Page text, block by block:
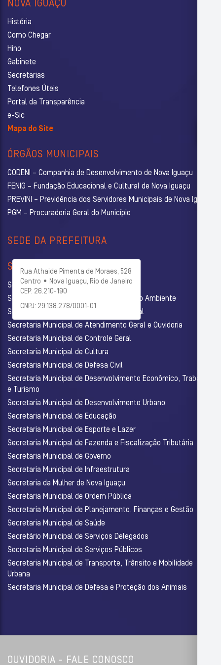
NOVA IGUAÇU
História
Como Chegar
Hino
Gabinete
Secretarias
Telefones Úteis
Portal da Transparência
e-Sic
Mapa do Site
ÓRGÃOS MUNICIPAIS
CODENI – Companhia de Desenvolvimento de Nova Iguaçu
FENIG – Fundação Educacional e Cultural de Nova Iguaçu
PREVINI – Previdência dos Servidores Municipais de Nova Iguaçu
PGM – Procuradoria Geral do Município
SEDE DA PREFEITURA
Rua Athaide Pimenta de Moraes, 528
Centro • Nova Iguaçu, Rio de Janeiro
CEP: 26.210-190
CNPJ: 29.138.278/0001-01
SECRETARIAS
Secretaria Municipal de Administração
Secretaria Municipal de Agricultura e Meio Ambiente
Secretaria Municipal de Assistência Social
Secretaria Municipal de Atendimento Geral e Ouvidoria
Secretaria Municipal de Controle Geral
Secretaria Municipal de Cultura
Secretaria Municipal de Defesa Civil
Secretaria Municipal de Desenvolvimento Econômico, Trabalho
e Turismo
Secretaria Municipal de Desenvolvimento Urbano
Secretaria Municipal de Educação
Secretaria Municipal de Esporte e Lazer
Secretaria Municipal de Fazenda e Fiscalização Tributária
Secretaria Municipal de Governo
Secretaria Municipal de Infraestrutura
Secretaria da Mulher de Nova Iguaçu
Secretaria Municipal de Ordem Pública
Secretaria Municipal de Planejamento, Finanças e Gestão
Secretaria Municipal de Saúde
Secretário Municipal de Serviços Delegados
Secretaria Municipal de Serviços Públicos
Secretaria Municipal de Transporte, Trânsito e Mobilidade
Urbana
Secretaria Municipal de Defesa e Proteção dos Animais
OUVIDORIA - FALE CONOSCO